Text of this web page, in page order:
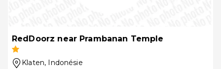
RedDoorz near Prambanan Temple
Klaten, Indonésie